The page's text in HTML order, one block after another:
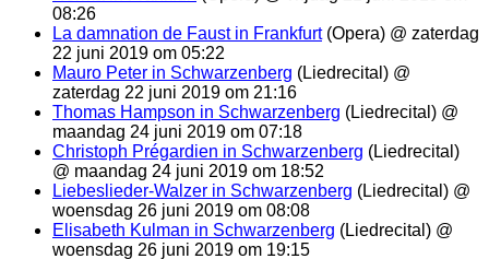
08:26
La damnation de Faust in Frankfurt(Opera) @ zaterdag
22 juni 2019 om 05:22
Mauro Peter in Schwarzenberg (Liedrecital) @
zaterdag 22 juni 2019 om 21:16
Thomas Hampson in Schwarzenberg (Liedrecital) @
maandag 24 juni 2019 om 07:18
Christoph Prégardien in Schwarzenberg (Liedrecital)
@ maandag 24 juni 2019 om 18:52
Liebeslieder-Walzer in Schwarzenberg (Liedrecital) @
woensdag 26 juni 2019 om 08:08
Elisabeth Kulman in Schwarzenberg (Liedrecital) @
woensdag 26 juni 2019 om 19:15